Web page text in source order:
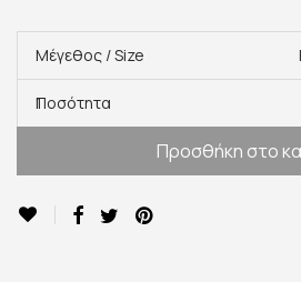
Μέγεθος / Size
Ποσότητα
1
Προσθήκη στο